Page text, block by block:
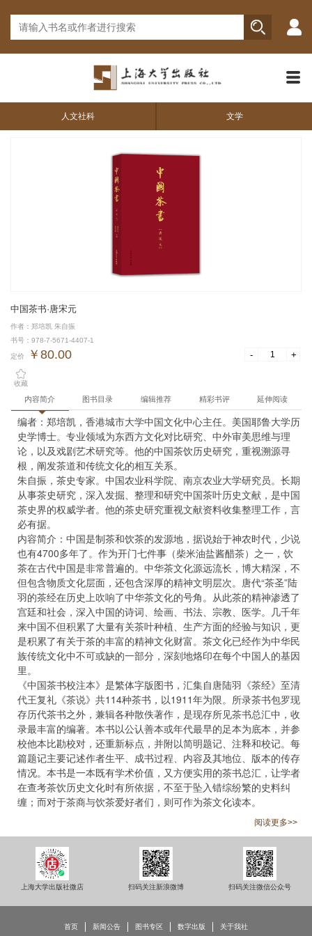
人文社科 文学
中国茶书·唐宋元
作者：郑培凯 朱自振
书号：978-7-5671-4407-1
定价 ￥80.00 - +
收藏
内容简介 图书目录 编辑推荐 精彩书评 延伸阅读
编者：郑培凯，香港城市大学中国文化中心主任。美国耶鲁大学历
史学博士。专业领域为东西方文化对比研究、中外审美思维与理
论，以及戏剧艺术研究等。他的中国茶饮历史研究，重视溯源寻
根，阐发茶道和传统文化的相互关系。
朱自振，茶史专家。中国农业科学院、南京农业大学研究员。长期
从事茶史研究，深入发掘、整理和研究中国茶叶历史文献，是中国
茶史界的权威学者。他的茶史研究重视文献资料收集整理工作，言
必有据。
内容简介：中国是制茶和饮茶的发源地，据说始于神农时代，少说
也有4700多年了。作为开门七件事（柴米油盐酱醋茶）之一，饮
茶在古代中国是非常普遍的。中华茶文化源远流长，博大精深，不
但包含物质文化层面，还包含深厚的精神文明层次。唐代“茶圣”陆
羽的茶经在历史上吹响了中华茶文化的号角。从此茶的精神渗透了
宫廷和社会，深入中国的诗词、绘画、书法、宗教、医学。几千年
来中国不但积累了大量有关茶叶种植、生产方面的经验与知识，更
是积累了有关于茶的丰富的精神文化财富。茶文化已经作为中华民
族传统文化中不可或缺的一部分，深刻地烙印在每个中国人的基因
里。
《中国茶书校注本》是繁体字版图书，汇集自唐陆羽《茶经》至清
代王复礼《茶说》共114种茶书，以1911年为限。所录茶书包罗现
存历代茶书之外，兼辑各种散佚著作，是现存所见茶书总汇中，收
录最丰富的编著。本书以公认善本或年代最早的足本为底本，并参
校他本比勘校对，还重新标点，并附以简明题记、注释和校记。每
篇题记主要记述作者生平、成书过程、内容及其地位、版本的传存
情况。本书是一本既有学术价值，又方便实用的茶书总汇，让学者
在查考茶饮历史文化时有所依据，不至于坠入错综纷繁的史料纠
缠；而对于茶商与饮茶爱好者们，则可作为茶文化读本。
阅读更多>>
上海大学出版社微店 扫码关注新浪微博 扫码关注微信公众号
首页 新闻公告 图书专区 数字出版 关于我社